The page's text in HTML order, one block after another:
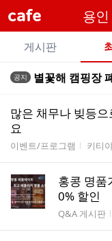
cafe 용
카
페
메
뉴
게시판
전
글
공지 별꽃해 캠핑장
많은 채무나 빚등
요
게시판명
이벤트/프로그램 작성자
키티
홍콩 명품
0% 할인
게시판명
Q&A 게시판